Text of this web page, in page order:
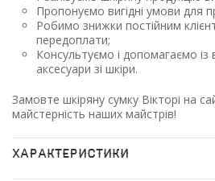
Пропонуємо вигідні умови для
Робимо знижки постійним
передоплати;
Консультуємо і допомагаємо
аксесуари зі шкіри.
Замовте шкіряну сумку Вікторі на
майстерність наших майстрів!
ХАРАКТЕРИСТИКИ